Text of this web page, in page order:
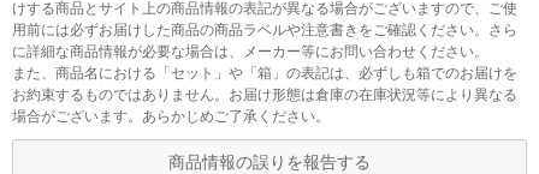
けする商品とサイト上の商品情報の表記が異なる場合がございますので、ご使
用前には必ずお届けした商品の商品ラベルや注意書きをご確認ください。さら
に詳細な商品情報が必要な場合は、メーカー等にお問い合わせください。
また、商品名における「セット」や「箱」の表記は、必ずしも箱でのお届けを
お約束するものではありません。お届け形態は倉庫の在庫状況等により異なる
場合がございます。あらかじめご了承ください。
商品情報の誤りを報告する